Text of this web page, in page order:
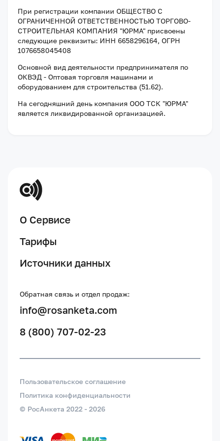
При регистрации компании ОБЩЕСТВО С
ОГРАНИЧЕННОЙ ОТВЕТСТВЕННОСТЬЮ ТОРГОВО-
СТРОИТЕЛЬНАЯ КОМПАНИЯ "ЮРМА" присвоены
следующие реквизиты: ИНН 6658296164, ОГРН
1076658045408
Основной вид деятельности предпринимателя по
ОКВЭД - Оптовая торговля машинами и
оборудованием для строительства (51.62).
На сегодняшний день компания ООО ТСК "ЮРМА"
является ликвидированной организацией.
О Сервисе
Тарифы
Источники данных
Обратная связь и отдел продаж:
info@rosanketa.com
8 (800) 707-02-23
Пользовательское соглашение
Политика конфиденциальности
© РосАнкета 2022 - 2026